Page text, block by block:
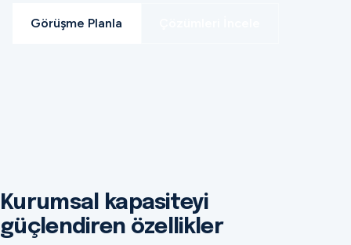
Görüşme Planla
Kurumsal kapasiteyi
güçlendiren özellikler